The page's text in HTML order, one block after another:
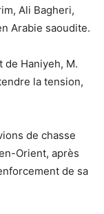
Ali Bagheri,
Arabie saoudite.
de Haniyeh, M.
la tension,
de chasse
Orient, après
de sa